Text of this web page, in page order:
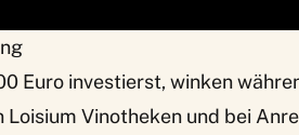
Euro investierst, winken
Loisium Vinotheken und bei